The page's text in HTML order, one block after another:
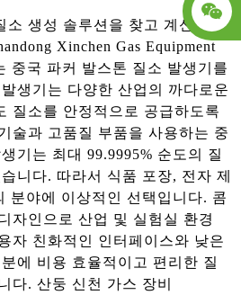
소 생성 솔루션을 찾고 계신가요?
Xinchen Gas Equipment
중국 파커 발스톤 질소 발생기를
생기는 다양한 산업의 까다로운
질소를 안정적으로 공급하도록
술과 고품질 부품을 사용하는 중
기는 최대 99.9995% 순도의 질
니다. 따라서 식품 포장, 전자 제
분야에 이상적인 선택입니다. 콤
자인으로 산업 및 실험실 환경
자 친화적인 인터페이스와 낮은
에 비용 효율적이고 편리한 질
다. 산둥 신천 가스 장비